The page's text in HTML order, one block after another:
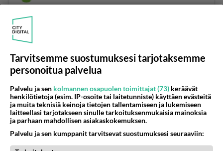
Takaisin ylös
LUETUIMMAT KESKUSTELUT
PÄIVÄ VIIKKO KUUKAUSI
Poliisi yritti murhata mopopojan
08.08.2026 21:05
Maailman menoa
Tarvitsemme suostumuksesi tarjotaksemme
personoitua palvelua
Palvelu ja sen kolmannen osapuolen toimittajat (73) keräävät
henkilötietoja (esim. IP-osoite tai laitetunniste) käyttäen evästeitä
ja muita teknisiä keinoja tietojen tallentamiseen ja lukemiseen
laitteellasi tarjotakseen sinulle tarkoituksenmukaisia mainoksia
ja parhaan mahdollisen asiakaskokemuksen.
Palvelu ja sen kumppanit tarvitsevat suostumuksesi seuraaviin: